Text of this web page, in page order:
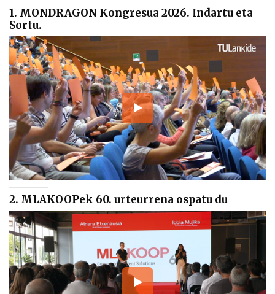
1. MONDRAGON Kongresua 2026. Indartu eta
Sortu.
2. MLAKOOPek 60. urteurrena ospatu du